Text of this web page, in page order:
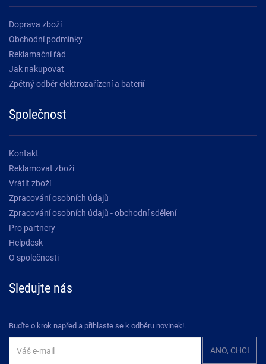
Doprava zboží
Obchodní podmínky
Reklamační řád
Jak nakupovat
Zpětný odběr elektrozařízení a baterií
Společnost
Kontakt
Reklamovat zboží
Vrátit zboží
Zpracování osobních údajů
Zpracování osobních údajů - obchodní sdělení
Pro partnery
Helpdesk
O společnosti
Sledujte nás
Buďte o krok napřed a přihlaste se k odběru novinek!.